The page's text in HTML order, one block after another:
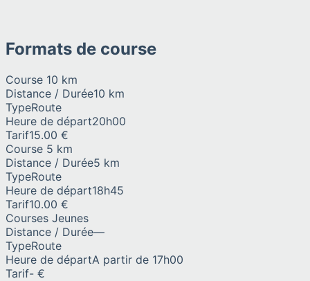
Formats de course
Course 10 km
Distance / Durée10 km
TypeRoute
Heure de départ20h00
Tarif15.00 €
Course 5 km
Distance / Durée5 km
TypeRoute
Heure de départ18h45
Tarif10.00 €
Courses Jeunes
Distance / Durée—
TypeRoute
Heure de départA partir de 17h00
Tarif- €